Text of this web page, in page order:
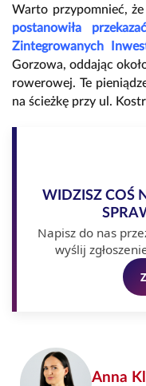
Warto przypomnieć,
postanowiła
Zintegrowanych
Gorzowa, oddając
rowerowej. Te
na ścieżkę przy ul.
WIDZISZ COŚ
Napisz do nas
wyślij
Anna